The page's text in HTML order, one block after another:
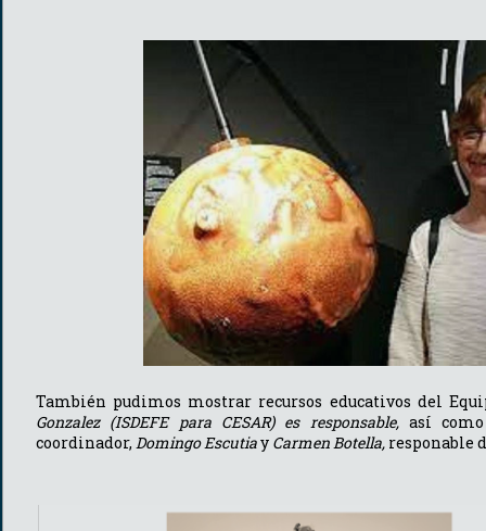
También pudimos mostrar recursos educativos del
Gonzalez (ISDEFE para CESAR) es responsable,así como
coordinador, Domingo Escutiay Carmen Botella, responable